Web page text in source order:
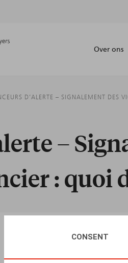
CONSENT
Over ons
D’ALERTE – SIGNALEMENT DES
–
: quoi